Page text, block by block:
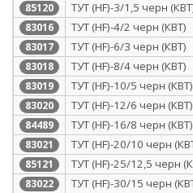
85120 ТУТ (HF)-3/1,5 черн
83016 ТУТ (HF)-4/2 черн (КВТ)
83017 ТУТ (HF)-6/3 черн (КВТ)
83018 ТУТ (HF)-8/4 черн (КВТ)
83019 ТУТ (HF)-10/5 черн (КВТ)
83020 ТУТ (HF)-12/6 черн (КВТ)
84489 ТУТ (HF)-16/8 черн (КВТ)
83021 ТУТ (HF)-20/10 черн
85121 ТУТ (HF)-25/12,5 черн
83022 ТУТ (HF)-30/15 черн